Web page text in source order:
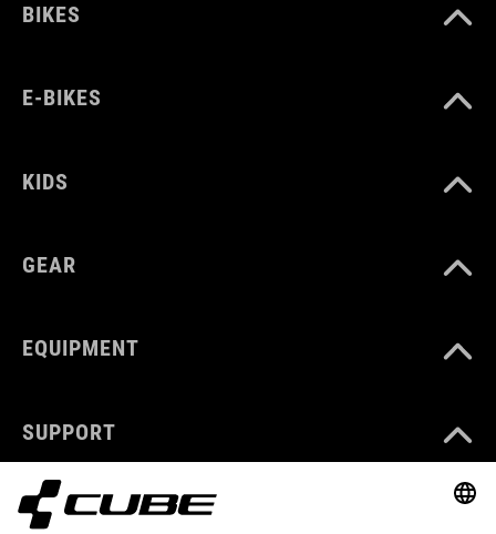
BIKES
E-BIKES
KIDS
GEAR
EQUIPMENT
SUPPORT
ABOUT US